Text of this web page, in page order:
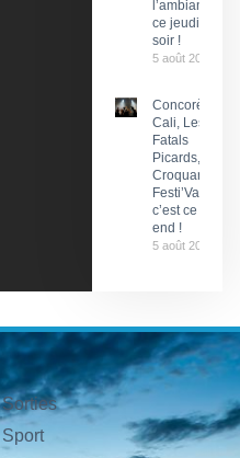
l’ambiance
ce jeudi
soir !
5 août 2026
Concorès :
Cali, Les
Fatals
Picards, Les
Croquants…
Festi’ValCéou,
c’est ce week-
end !
5 août 2026
Sorties
Sport